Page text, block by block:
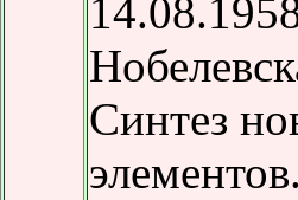
Синтез
элементов.